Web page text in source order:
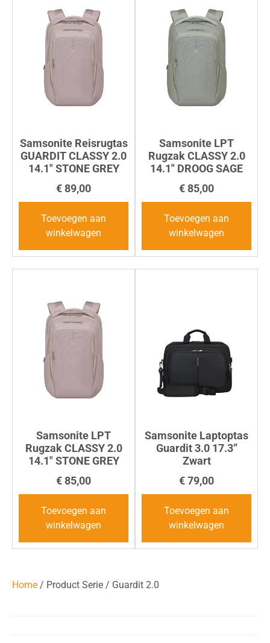
Samsonite Reisrugtas
GUARDIT CLASSY 2.0
14.1″ STONE GREY
€ 89,00
Toevoegen aan
winkelwagen
Samsonite LPT
Rugzak CLASSY 2.0
14.1″ DROOG SAGE
€ 85,00
Toevoegen aan
winkelwagen
Samsonite LPT
Rugzak CLASSY 2.0
14.1″ STONE GREY
€ 85,00
Toevoegen aan
winkelwagen
Samsonite Laptoptas
Guardit 3.0 17.3”
Zwart
€79,00
Toevoegen aan
winkelwagen
Home / Product Serie / Guardit 2.0